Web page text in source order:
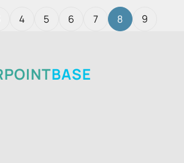
4 5 6 7 8 9
BASE